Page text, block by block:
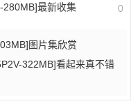
280MB]最新收集 0
图片集欣赏
322MB]看起来真不错